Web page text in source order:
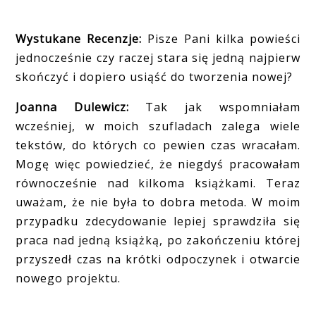
Wystukane Recenzje: Pisze Pani kilka powieści
jednocześnie czy raczej stara się jedną najpierw
skończyć i dopiero usiąść do tworzenia nowej?
Joanna Dulewicz: Tak jak wspomniałam
wcześniej, w moich szufladach zalega wiele
tekstów, do których co pewien czas wracałam.
Mogę więc powiedzieć, że niegdyś pracowałam
równocześnie nad kilkoma książkami. Teraz
uważam, że nie była to dobra metoda. W moim
przypadku zdecydowanie lepiej sprawdziła się
praca nad jedną książką, po zakończeniu której
przyszedł czas na krótki odpoczynek i otwarcie
nowego projektu.